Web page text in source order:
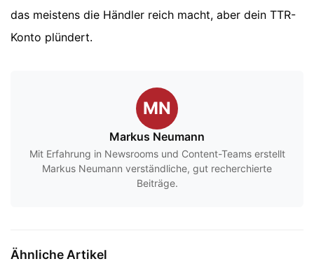
das meistens die Händler reich macht, aber dein TTR-
Konto plündert.
MN
Markus Neumann
Mit Erfahrung in Newsrooms und Content-Teams erstellt
Markus Neumann verständliche, gut recherchierte
Beiträge.
Ähnliche Artikel